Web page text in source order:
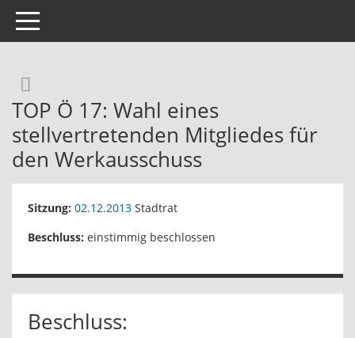
Toggle navigation
TOP Ö 17: Wahl eines
stellvertretenden Mitgliedes für
den Werkausschuss
Sitzung: 02.12.2013 Stadtrat
Beschluss: einstimmig beschlossen
Beschluss: